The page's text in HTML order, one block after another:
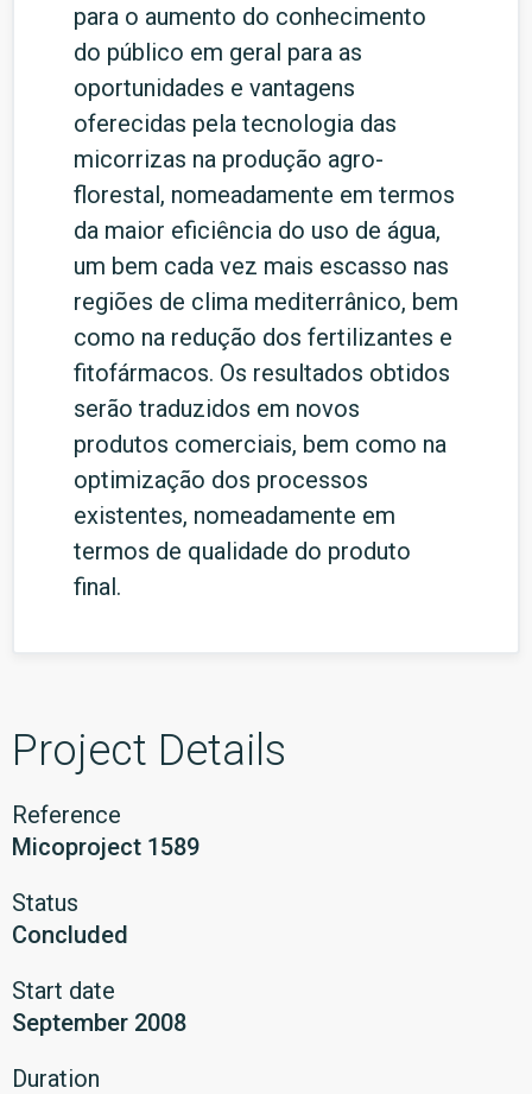
para o aumento do conhecimento
do público em geral para as
oportunidades e vantagens
oferecidas pela tecnologia das
micorrizas na produção agro-
florestal, nomeadamente em termos
da maior eficiência do uso de água,
um bem cada vez mais escasso nas
regiões de clima mediterrânico, bem
como na redução dos fertilizantes e
fitofármacos. Os resultados obtidos
serão traduzidos em novos
produtos comerciais, bem como na
optimização dos processos
existentes, nomeadamente em
termos de qualidade do produto
final.
Project Details
Reference
Micoproject 1589
Status
Concluded
Start date
September 2008
Duration